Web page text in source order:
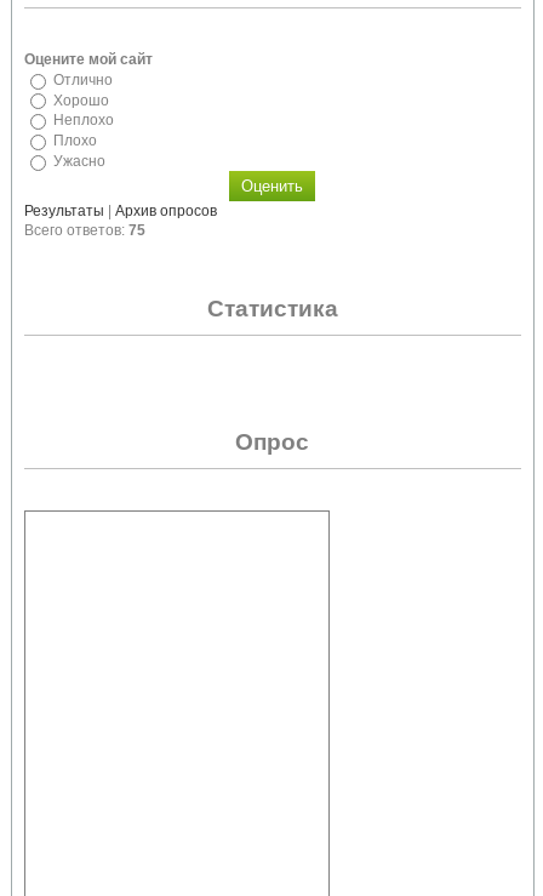
Оцените мой сайт
Отлично
Хорошо
Неплохо
Плохо
Ужасно
Результаты | Архив опросов
Всего ответов: 75
Статистика
Опрос